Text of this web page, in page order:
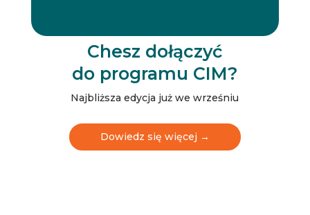
t
e
r
N
e
s
l
e
Chesz dołączyć
do programu CIM?
Najbliższa edycja już we wrześniu
Dowiedz się więcej →